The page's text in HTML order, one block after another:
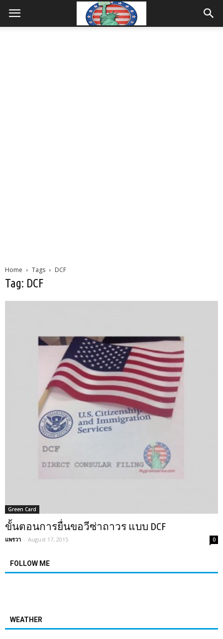
Home Tags DCF
Tag: DCF
Green Card
ขั้นตอนการยื่นขอวีซ่าถาวร แบบ DCF
แพรวา - August 17, 2015 0
FOLLOW ME
WEATHER